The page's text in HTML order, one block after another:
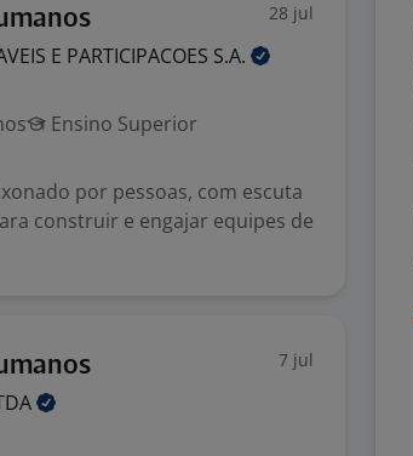
28 jul
E PARTICIPACOES S.A.
Ensino Superior
por pessoas, com escuta
construir e engajar equipes de
7 jul